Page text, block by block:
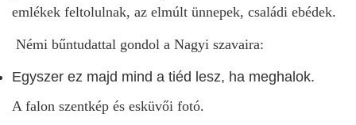
emlékek feltolulnak, az elmúlt ünnepek, családi ebédek.
Némi bűntudattal gondol a Nagyi szavaira:
Egyszer ez majd mind a tiéd lesz, ha meghalok.
A falon szentkép és esküvői fotó.